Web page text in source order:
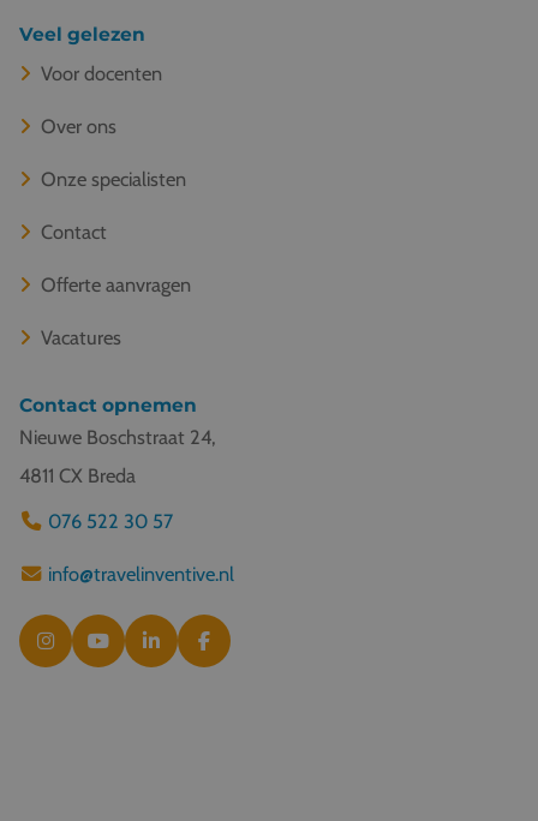
Veel gelezen
Voor docenten
Over ons
Onze specialisten
Contact
Offerte aanvragen
Vacatures
Contact opnemen
Nieuwe Boschstraat 24,
4811 CX Breda
076 522 30 57
info@travelinventive.nl